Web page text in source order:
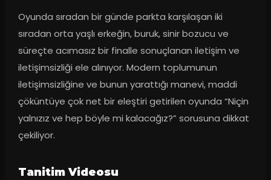
Oyunda sıradan bir günde parkta karşılaşan iki
sıradan orta yaşlı erkeğin, buruk, sinir bozucu ve
süreçte acımasız bir finalle sonuçlanan iletişim ve
iletişimsizliği ele alınıyor. Modern toplumunun
iletişimsizliğine ve bunun yarattığı manevi, maddi
çöküntüye çok net bir eleştiri getirilen oyunda “Niçin
yalnızız ve hep böyle mi kalacağız?” sorusuna dikkat
çekiliyor.
Tanitim Videosu